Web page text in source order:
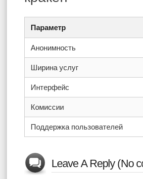
Параметр
Анонимность
Ширина услуг
Интерфейс
Комиссии
Поддержка пользователей
Leave A Reply (No